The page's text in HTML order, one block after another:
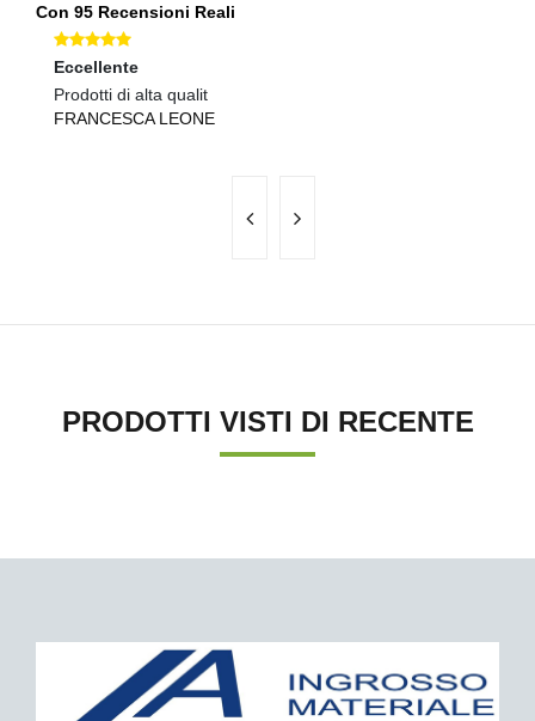
Con 95 Recensioni Reali
Eccellente
Prodotti di alta qualit
FRANCESCA LEONE
PRODOTTI VISTI DI RECENTE